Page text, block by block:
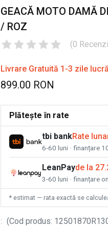
GEACĂ MOTO DAMĂ
/ ROZ
(0
Livrare Gratuită 1-3 zile
899.00 RON
Plătește în rate
tbi bankRate
6-60 luni · finanțare
LeanPayde la
3-60 luni · finanțare
* estimat — rata exactă se
: (Cod produs: